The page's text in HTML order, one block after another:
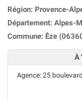
Région: Provence-
Département: Alpes-
Commune: Èze
À
Agence: 25